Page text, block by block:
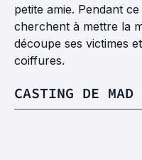
petite amie. Pendant
cherchent à mettre la
découpe ses victimes
coiffures.
CASTING DE